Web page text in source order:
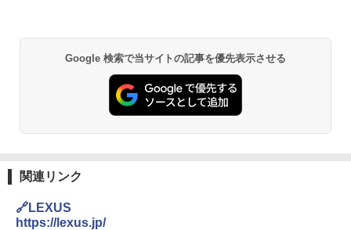
Google 検索で当サイトの記事を優先表示させる
関連リンク
🔗LEXUS
https://lexus.jp/